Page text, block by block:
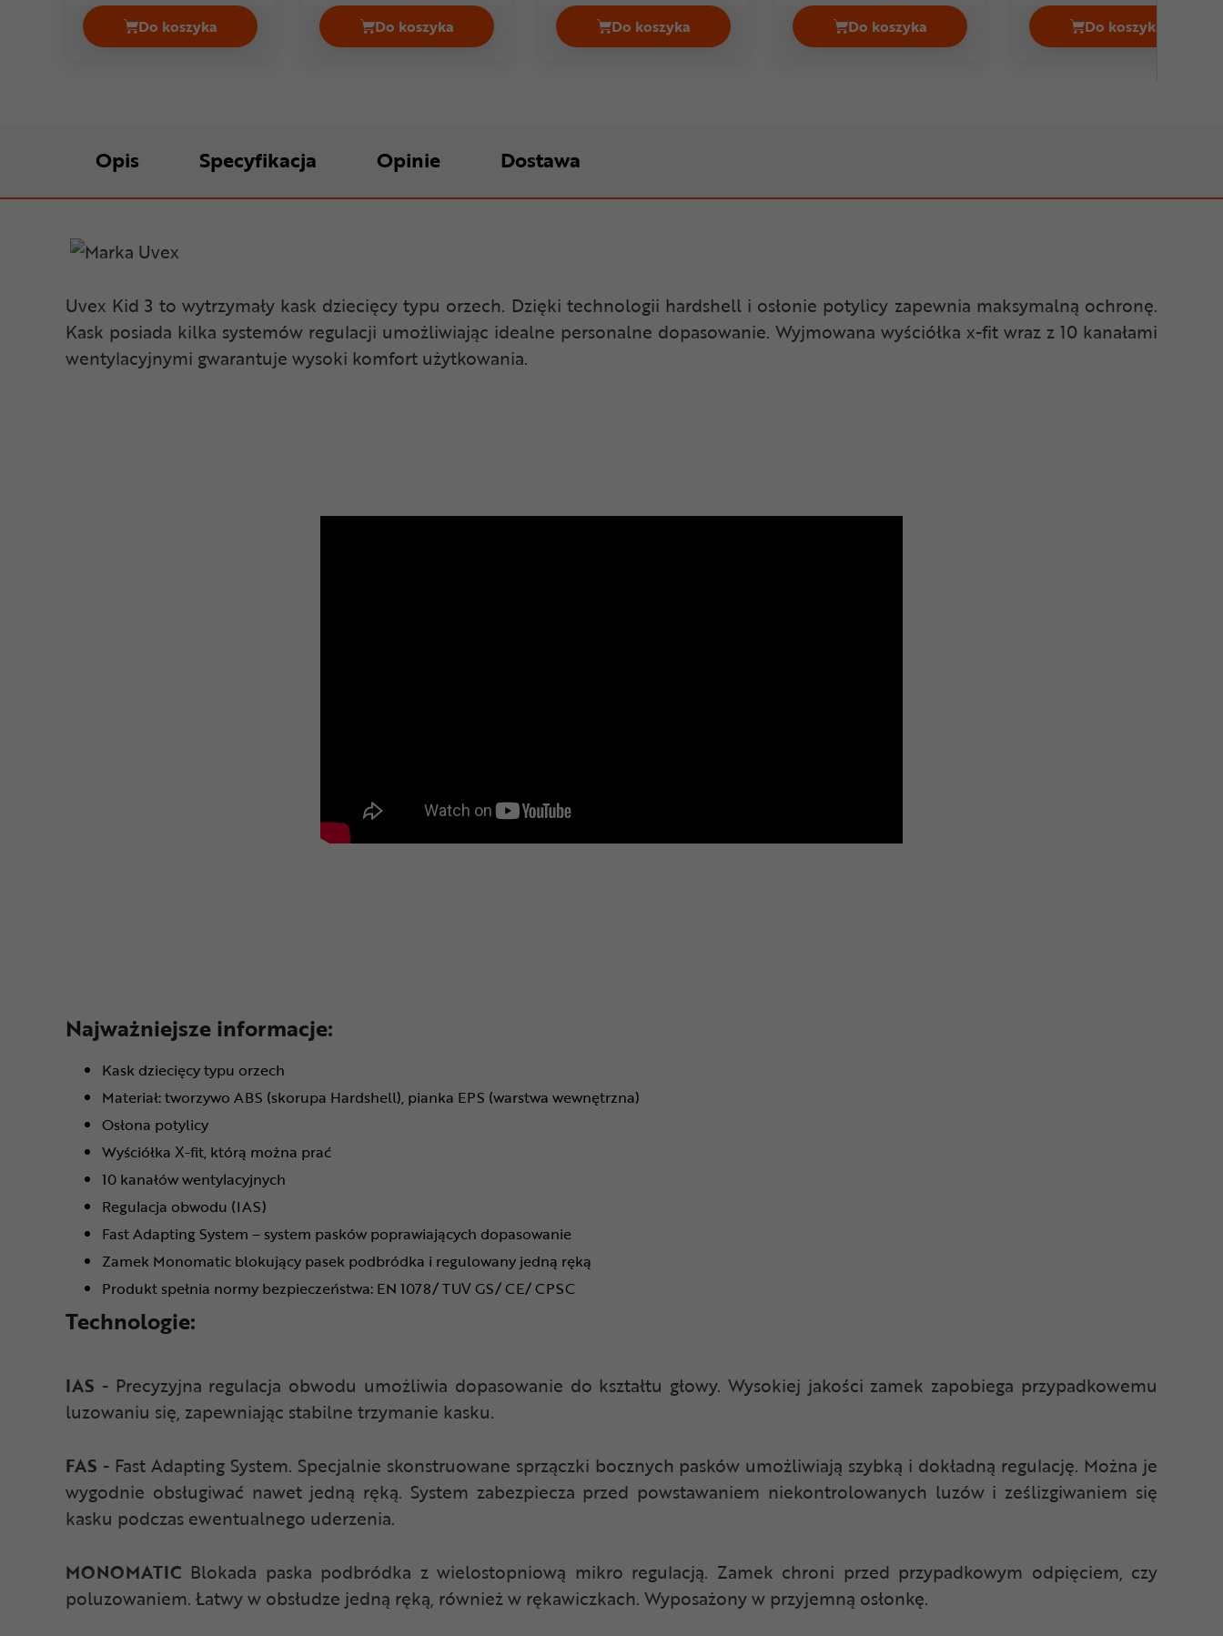
Do koszyka
Kask rowerowy orzeszek ENDURA PissPot Cena 264,99 zł
Do koszyka
Kask rowerowy orzeszek GIRO Quarter FS Cena 169,99 zł
Do koszyka
Kask rowerowy orzeszek BELL Local Cena 234,99 zł
Do koszyka
Kask rowerowy orzeszek BLUEGRASS Super Bold
Do koszyka
Kask rowerowy
Opis Specyfikacja Opinie Dostawa
Uvex Kid 3 to wytrzymały kask dziecięcy typu orzech. Dzięki technologii hardshell i osłonie potylicy zapewnia maksymalną ochronę.
Kask posiada kilka systemów regulacji umożliwiając idealne personalne dopasowanie. Wyjmowana wyściółka x-fit wraz z 10 kanałami
wentylacyjnymi gwarantuje wysoki komfort użytkowania.
Najważniejsze informacje:
Kask dziecięcy typu orzech
Materiał: tworzywo ABS (skorupa Hardshell), pianka EPS (warstwa wewnętrzna)
Osłona potylicy
Wyściółka X-fit, którą można prać
10 kanałów wentylacyjnych
Regulacja obwodu (IAS)
Fast Adapting System – system pasków poprawiających dopasowanie
Zamek Monomatic blokujący pasek podbródka i regulowany jedną ręką
Produkt spełnia normy bezpieczeństwa: EN 1078/ TUV GS/ CE/ CPSC
Technologie:
IAS - Precyzyjna regulacja obwodu umożliwia dopasowanie do kształtu głowy. Wysokiej jakości zamek zapobiega przypadkowemu
luzowaniu się, zapewniając stabilne trzymanie kasku.
FAS - Fast Adapting System. Specjalnie skonstruowane sprzączki bocznych pasków umożliwiają szybką i dokładną regulację. Można je
wygodnie obsługiwać nawet jedną ręką. System zabezpiecza przed powstawaniem niekontrolowanych luzów i ześlizgiwaniem się
kasku podczas ewentualnego uderzenia.
MONOMATIC Blokada paska podbródka z wielostopniową mikro regulacją. Zamek chroni przed przypadkowym odpięciem, czy
poluzowaniem. Łatwy w obsłudze jedną ręką, również w rękawiczkach. Wyposażony w przyjemną osłonkę.